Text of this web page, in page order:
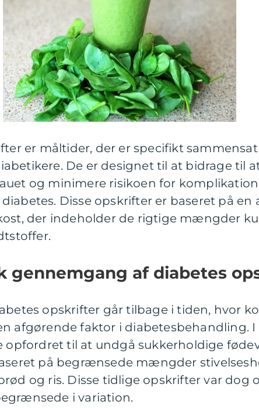
er måltider, der er specifikt
De er designet til at bidrage til
og minimere risikoen for
Disse opskrifter er baseret på en
der indeholder de rigtige mængder
gennemgang af diabetes
opskrifter går tilbage i tiden, hvor
afgørende faktor i diabetesbehandling.
opfordret til at undgå sukkerholdige
på begrænsede mængder
og ris. Disse tidlige opskrifter var dog
i variation.